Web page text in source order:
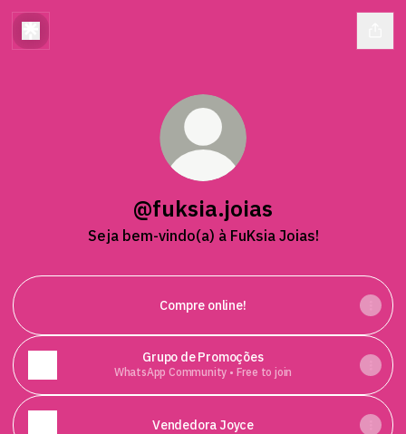
@fuksia.joias
Seja bem-vindo(a) à FuKsia Joias!
Compre online!
Grupo de Promoções
WhatsApp Community • Free to join
Vendedora Joyce